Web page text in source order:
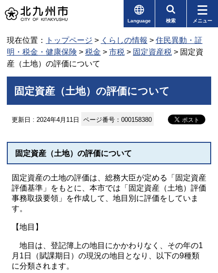
Language 検索 メニュー
現在位置： トップページ > くらしの情報 > 住民異動・証
明・税金・健康保険 > 税金 > 市税 > 固定資産税 > 固定資
産（土地）の評価について
固定資産（土地）の評価について
更新日 : 2024年4月11日 ページ番号：000158380
固定資産（土地）の評価について
固定資産の土地の評価は、総務大臣が定める「固定資産
評価基準」をもとに、本市では「固定資産（土地）評価
事務取扱要領」を作成して、地目別に評価をしていま
す。
【地目】
地目は、登記簿上の地目にかかわりなく、その年の1
月1日（賦課期日）の現況の地目となり、以下の9種類
に分類されます。